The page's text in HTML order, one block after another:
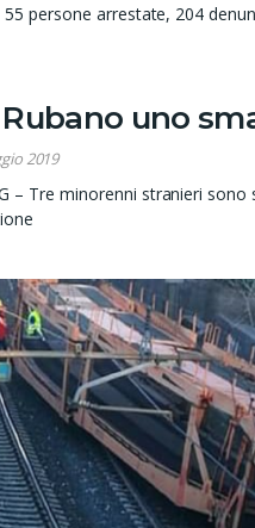
55 persone arrestate, 204
Rubano uno
2019
– Tre minorenni stranieri